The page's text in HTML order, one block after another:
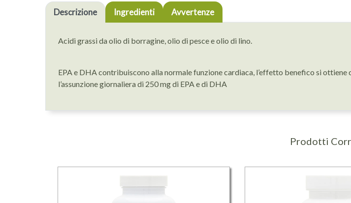
Descrizione Ingredienti Avvertenze
Acidi grassi da olio di borragine, olio di pesce e olio di lino.
EPA e DHA contribuiscono alla normale funzione cardiaca, l’effetto benefico si ottiene
l’assunzione giornaliera di 250 mg di EPA e di DHA
Prodotti